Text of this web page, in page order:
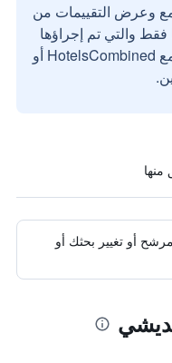
وعرض التقييمات من
والتي تم إجراؤها
بواسطة مستخدمين حقيقيين مع HotelsCombined أو
أو تغيير بحثك أو